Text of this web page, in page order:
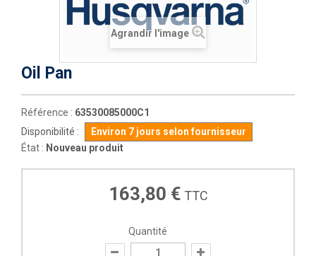
Agrandir l'image
Oil Pan
Référence : 63530085000C1
Disponibilité :
Environ 7 jours selon fournisseur
État : Nouveau produit
163,80 € TTC
Quantité